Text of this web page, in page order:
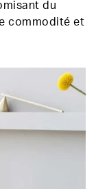
du
commodité et